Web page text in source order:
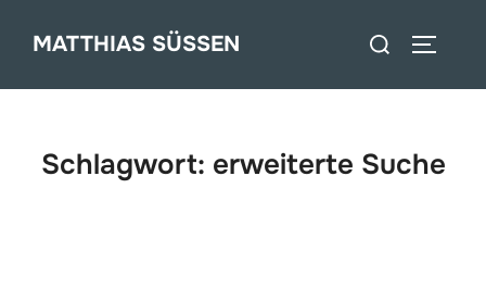
InhaltMATTHIAS SÜSSEN
Suchen
Schlagwort: erweiterte Suche